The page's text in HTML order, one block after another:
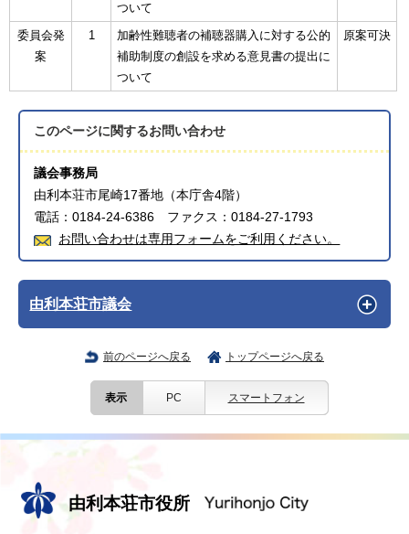
ついて
委員会発
案
1
加齢性難聴者の補聴器購入に対する公的
補助制度の創設を求める意見書の提出に
ついて
原案可決
このページに関するお問い合わせ
議会事務局
由利本荘市尾崎17番地（本庁舎4階）
電話：0184-24-6386 ファクス：0184-27-1793
お問い合わせは専用フォームをご利用ください。
由利本荘市議会
前のページへ戻る トップページへ戻る
表示 PC スマートフォン
由利本荘市役所